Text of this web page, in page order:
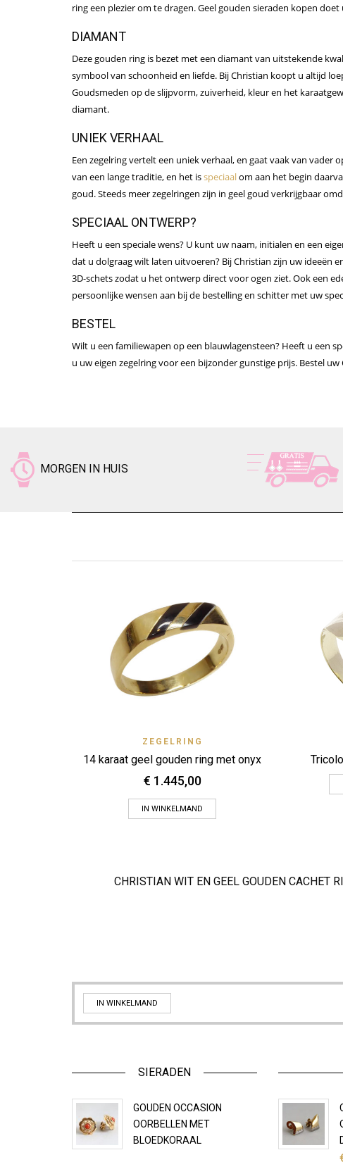
ring een plezier om te dragen. Geel gouden sieraden kopen
DIAMANT
Deze gouden ring is bezet met een diamant van uitstekende
symbool van schoonheid en liefde. Bij Christian koopt u altijd
Goudsmeden op de slijpvorm, zuiverheid, kleur en het
diamant.
UNIEK VERHAAL
Een zegelring vertelt een uniek verhaal, en gaat vaak van
van een lange traditie, en het isspeciaalom aan het begin
goud. Steeds meer zegelringen zijn in geel goud verkrijgbaar
SPECIAAL ONTWERP?
Heeft u een speciale wens? U kunt uw naam, initialen en een
dat u dolgraag wilt laten uitvoeren? Bij Christian zijn uw ideeën
3D-schets zodat u het ontwerp direct voor ogen ziet. Ook een
persoonlijke wensen aan bij de bestelling en schitter met uw
BESTEL
Wilt u een familiewapen op een blauwlagensteen? Heeft u een
u uw eigen zegelring voor een bijzonder gunstige prijs. Bestel
MORGEN IN HUIS
Zet op verlanglijstje
ZEGELRING
14 karaat geel gouden ring met onyx
€ 1.445,00
IN WINKELMAND
Zet op
CHRISTIAN WIT EN GEEL GOUDEN CACHET
IN WINKELMAND
SIERADEN
GOUDEN OCCASION
OORBELLEN MET
BLOEDKORAAL